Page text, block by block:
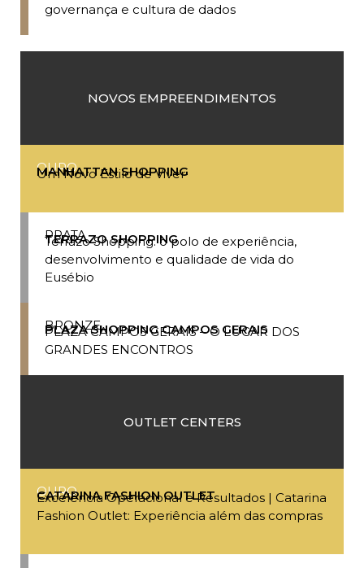
governança e cultura de dados
NOVOS EMPREENDIMENTOS
OURO
MANHATTAN SHOPPING
Um Novo Estilo de Viver
PRATA
TERRAZO SHOPPING
Terrazo Shopping: o polo de experiência,
desenvolvimento e qualidade de vida do
Eusébio
BRONZE
PLAZA SHOPPING CAMPOS GERAIS
PLAZA CAMPOS GERAIS – O LUGAR DOS
GRANDES ENCONTROS
OUTLET CENTERS
OURO
CATARINA FASHION OUTLET
Excelência Operacional e Resultados | Catarina
Fashion Outlet: Experiência além das compras